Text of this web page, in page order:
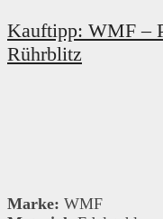
Kauftipp: WMF –
Rührblitz
Marke: WMF